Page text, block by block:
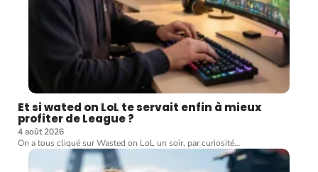
Et si wated on LoL te servait enfin à mieux
profiter de League ?
4 août 2026
On a tous cliqué sur Wasted on LoL un soir, par curiosité…